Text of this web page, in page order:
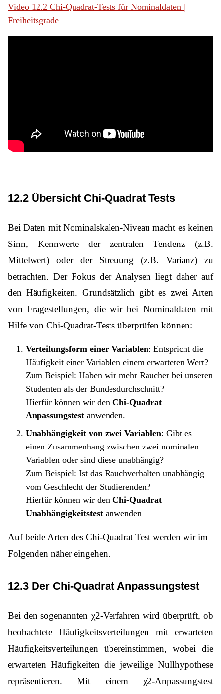
Video 12.2 Chi-Quadrat-Tests für Nominaldaten |
Freiheitsgrade
12.2 Übersicht Chi-Quadrat Tests
Bei Daten mit Nominalskalen-Niveau macht es keinen
Sinn, Kennwerte der zentralen Tendenz (z.B.
Mittelwert) oder der Streuung (z.B. Varianz) zu
betrachten. Der Fokus der Analysen liegt daher auf
den Häufigkeiten. Grundsätzlich gibt es zwei Arten
von Fragestellungen, die wir bei Nominaldaten mit
Hilfe von Chi-Quadrat-Tests überprüfen können:
Verteilungsform einer Variablen: Entspricht die
Häufigkeit einer Variablen einem erwarteten Wert?
Zum Beispiel: Haben wir mehr Raucher bei unseren
Studenten als der Bundesdurchschnitt?
Hierfür können wir den Chi-Quadrat
Anpassungstest anwenden.
Unabhängigkeit von zwei Variablen: Gibt es
einen Zusammenhang zwischen zwei nominalen
Variablen oder sind diese unabhängig?
Zum Beispiel: Ist das Rauchverhalten unabhängig
vom Geschlecht der Studierenden?
Hierfür können wir den Chi-Quadrat
Unabhängigkeitstest anwenden
Auf beide Arten des Chi-Quadrat Test werden wir im
Folgenden näher eingehen.
12.3 Der Chi-Quadrat Anpassungstest
Bei den sogenannten χ2-Verfahren wird überprüft, ob
beobachtete Häufigkeitsverteilungen mit erwarteten
Häufigkeitsverteilungen übereinstimmen, wobei die
erwarteten Häufigkeiten die jeweilige Nullhypothese
repräsentieren. Mit einem χ2-Anpassungstest